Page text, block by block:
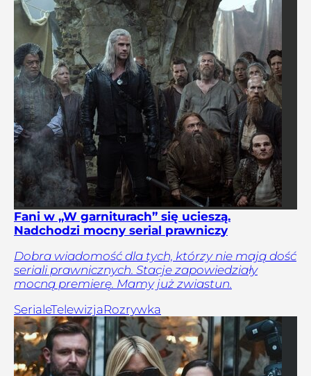
Fani w „W garniturach” się ucieszą.
Nadchodzi mocny serial prawniczy
Dobra wiadomość dla tych, którzy nie mają dość
seriali prawnicznych. Stacje zapowiedziały
mocną premierę. Mamy już zwiastun.
SerialeTelewizjaRozrywka